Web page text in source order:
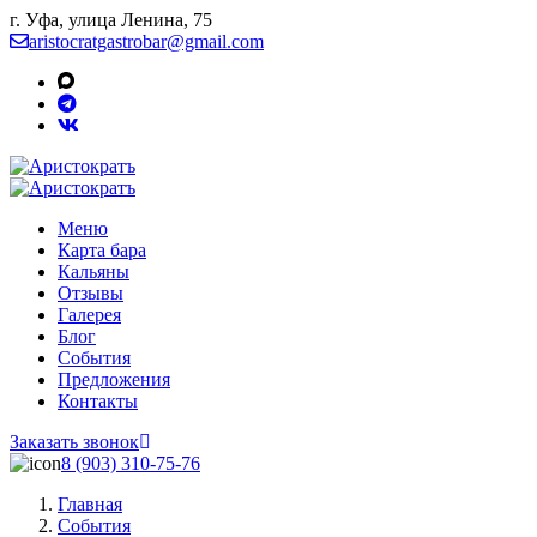
г. Уфа, улица Ленина, 75
aristocratgastrobar@gmail.com
Меню
Карта бара
Кальяны
Отзывы
Галерея
Блог
События
Предложения
Контакты
Заказать звонок
8 (903) 310‑75‑76
Главная
События